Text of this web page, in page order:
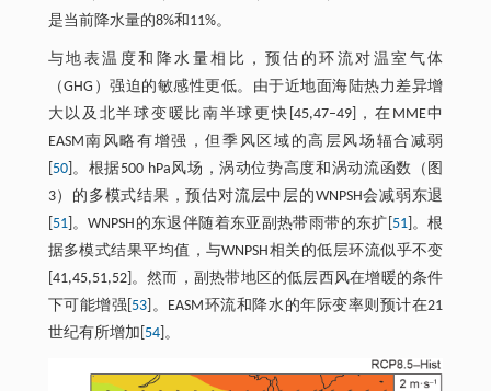
是当前降水量的8%和11%。
与地表温度和降水量相比，预估的环流对温室气体
（GHG）强迫的敏感性更低。由于近地面海陆热力差异增
大以及北半球变暖比南半球更快[45,47–49]，在MME中
EASM南风略有增强，但季风区域的高层风场辐合减弱
50]。根据500 hPa风场，涡动位势高度和涡动流函数（图
3）的多模式结果，预估对流层中层的WNPSH会减弱东退
51]。WNPSH的东退伴随着东亚副热带雨带的东扩[ 51]。根
据多模式结果平均值，与WNPSH相关的低层环流似乎不变
[41,45,51,52]。然而，副热带地区的低层西风在增暖的条件
下可能增强[ 53 ]。EASM环流和降水的年际变率则预计在21
世纪有所增加[ 54]。